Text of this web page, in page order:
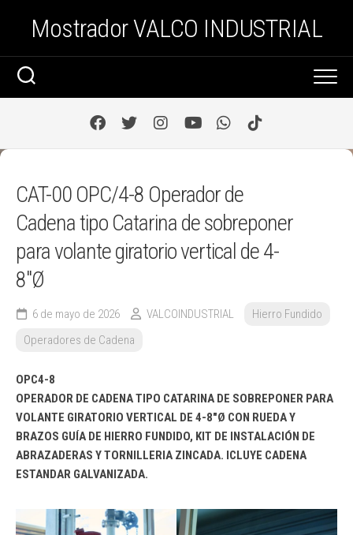
Mostrador VALCO INDUSTRIAL
CAT-00 OPC/4-8 Operador de
Cadena tipo Catarina de sobreponer
para volante giratorio vertical de 4-
8″Ø
6 de mayo de 2026 VALCOINDUSTRIAL
Hierro Fundido
Operadores de Cadena
OPC4-8
OPERADOR DE CADENA TIPO CATARINA DE SOBREPONER PARA
VOLANTE GIRATORIO VERTICAL DE 4-8″Ø CON RUEDA Y
BRAZOS GUÍA DE HIERRO FUNDIDO, KIT DE INSTALACIÓN DE
ABRAZADERAS Y TORNILLERIA ZINCADA. ICLUYE CADENA
ESTANDAR GALVANIZADA.